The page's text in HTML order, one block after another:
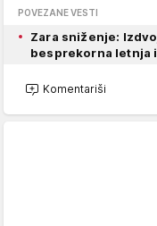
POVEZANE VESTI
Zara sniženje:
besprekorna letnja
Komentariši